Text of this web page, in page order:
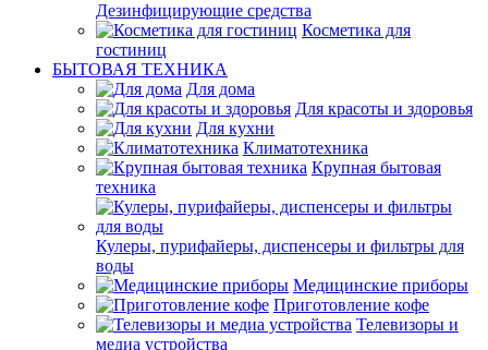
Дезинфицирующие средства
Косметика для
гостиниц
БЫТОВАЯ ТЕХНИКА
Для дома
Для красоты и здоровья
Для кухни
Климатотехника
Крупная бытовая
техника
Кулеры, пурифайеры, диспенсеры и фильтры для
воды
Медицинские приборы
Приготовление кофе
Телевизоры и
медиа устройства